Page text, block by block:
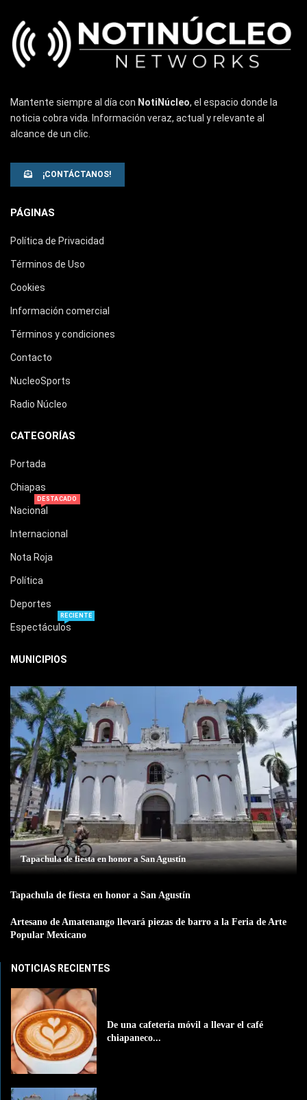
Mantente siempre al día con NotiNúcleo, el espacio donde la
noticia cobra vida. Información veraz, actual y relevante al
alcance de un clic.
¡CONTÁCTANOS!
PÁGINAS
Política de Privacidad
Términos de Uso
Cookies
Información comercial
Términos y condiciones
Contacto
NucleoSports
Radio Núcleo
CATEGORÍAS
Portada
Chiapas
Nacional
DESTACADO
Internacional
Nota Roja
Política
Deportes
Espectáculos
RECIENTE
MUNICIPIOS
Tapachula de fiesta en honor a San Agustín
Tapachula de fiesta en honor a San Agustín
Artesano de Amatenango llevará piezas de barro a la Feria de Arte
Popular Mexicano
NOTICIAS RECIENTES
De una cafetería móvil a llevar el café
chiapaneco...